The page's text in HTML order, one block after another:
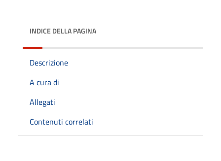
INDICE DELLA PAGINA
Descrizione
A cura di
Allegati
Contenuti correlati